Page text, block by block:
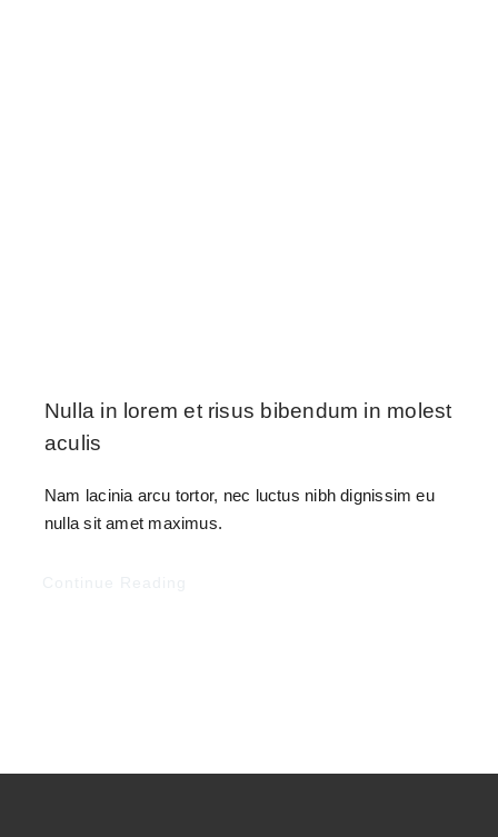
Nulla in lorem et risus bibendum in molest
aculis
Nam lacinia arcu tortor, nec luctus nibh dignissim eu
nulla sit amet maximus.